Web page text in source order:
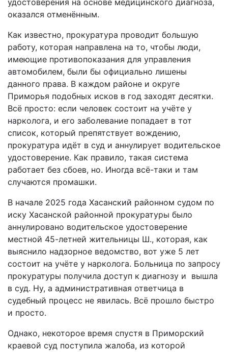
удостоверения на основе медицинского диагноза,
оказался отменённым.
Как известно, прокуратура проводит большую
работу, которая направлена на то, чтобы люди,
имеющие противопоказания для управления
автомобилем, были бы официально лишены
данного права. В каждом районе и округе
Приморья подобных исков в год заходят десятки.
Всё просто: если человек состоит на учёте у
нарколога, и его заболевание попадает в тот
список, который препятствует вождению,
прокуратура идёт в суд и аннулирует водительское
удостоверение. Как правило, такая система
работает без сбоев, но. Иногда всё-таки и там
случаются промашки.
В начале 2025 года Хасанский районном судом по
иску Хасанской районной прокуратуры было
аннулировано водительское удостоверение
местной 45-летней жительницы Ш., которая, как
выяснило надзорное ведомство, вот уже 5 лет
состоит на учёте у нарколога. Больница по запросу
прокуратуры получила доступ к диагнозу и вышла
в суд. Ну, а административная ответчица в
судебный процесс не явилась. Всё прошло быстро
и просто.
Однако, некоторое время спустя в Приморский
краевой суд поступила жалоба, из которой